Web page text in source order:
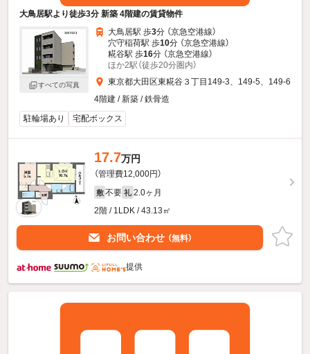
大鳥居駅より徒歩3分 新築 4階建の賃貸物件
すべての写真
大鳥居駅 歩3分 （京急空港線）
穴守稲荷駅 歩10分 （京急空港線）
糀谷駅 歩16分 （京急空港線）
ほか2駅（徒歩20分圏内）
東京都大田区東糀谷３丁目149-3、149-5、149-6
4階建 / 新築 / 鉄骨造
駐輪場あり
宅配ボックス
17.7万円
（管理費12,000円）
敷 不要 礼 2.0ヶ月
2階 / 1LDK / 43.13㎡
お問い合わせ （無料）
提供